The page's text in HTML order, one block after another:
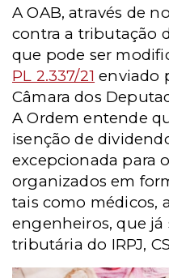
A OAB, através de
contra a tributação
que pode ser
PL 2.337/21 enviado
Câmara dos
A Ordem entende
isenção de
excepcionada para
organizados em
tais como médicos,
engenheiros, que já
tributária do IRPJ,